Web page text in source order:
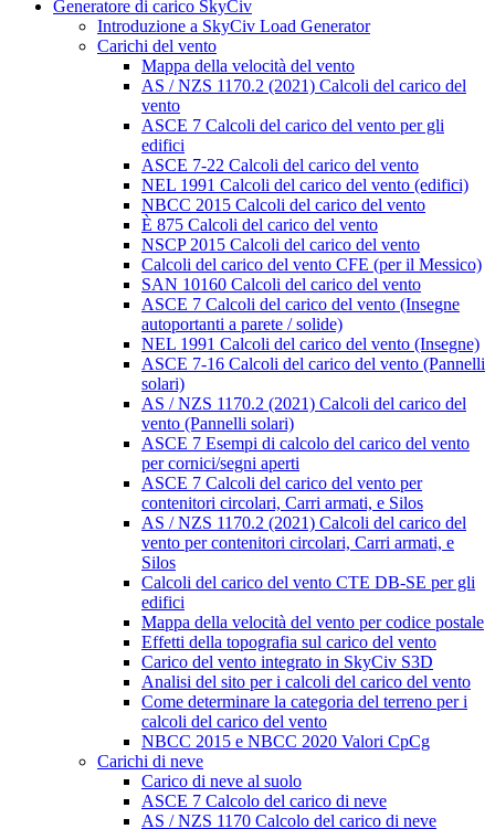
Generatore di carico SkyCiv
Introduzione a SkyCiv Load Generator
Carichi del vento
Mappa della velocità del vento
AS / NZS 1170.2 (2021) Calcoli del carico del
vento
ASCE 7 Calcoli del carico del vento per gli
edifici
ASCE 7-22 Calcoli del carico del vento
NEL 1991 Calcoli del carico del vento (edifici)
NBCC 2015 Calcoli del carico del vento
È 875 Calcoli del carico del vento
NSCP 2015 Calcoli del carico del vento
Calcoli del carico del vento CFE (per il Messico)
SAN 10160 Calcoli del carico del vento
ASCE 7 Calcoli del carico del vento (Insegne
autoportanti a parete / solide)
NEL 1991 Calcoli del carico del vento (Insegne)
ASCE 7-16 Calcoli del carico del vento (Pannelli
solari)
AS / NZS 1170.2 (2021) Calcoli del carico del
vento (Pannelli solari)
ASCE 7 Esempi di calcolo del carico del vento
per cornici/segni aperti
ASCE 7 Calcoli del carico del vento per
contenitori circolari, Carri armati, e Silos
AS / NZS 1170.2 (2021) Calcoli del carico del
vento per contenitori circolari, Carri armati, e
Silos
Calcoli del carico del vento CTE DB-SE per gli
edifici
Mappa della velocità del vento per codice postale
Effetti della topografia sul carico del vento
Carico del vento integrato in SkyCiv S3D
Analisi del sito per i calcoli del carico del vento
Come determinare la categoria del terreno per i
calcoli del carico del vento
NBCC 2015 e NBCC 2020 Valori CpCg
Carichi di neve
Carico di neve al suolo
ASCE 7 Calcolo del carico di neve
AS / NZS 1170 Calcolo del carico di neve